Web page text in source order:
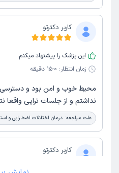
کاربر دکترتو
این پزشک را پیشنهاد میکنم
زمان انتظار: 0-15 دقیقه
محیط خوب و امن بود و دسترسی
نداشتم و از جلسات تراپی واقعا
علت مراجعه: درمان اختلالات اضطرابی و
کاربر دکترتو